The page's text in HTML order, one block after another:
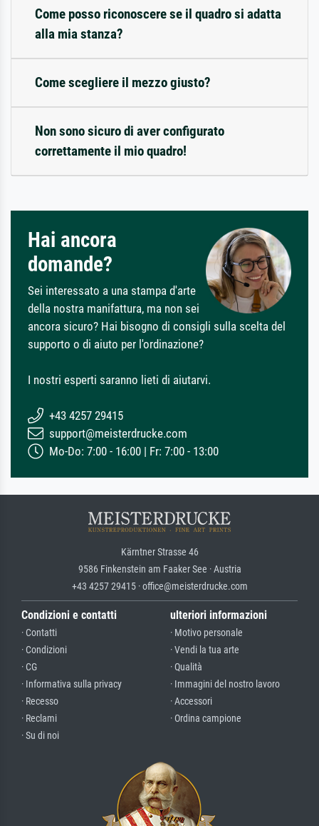
Come posso riconoscere se il quadro si adatta
alla mia stanza?
Come scegliere il mezzo giusto?
Non sono sicuro di aver configurato
correttamente il mio quadro!
Hai ancora
domande?
Sei interessato a una stampa d'arte
della nostra manifattura, ma non sei
ancora sicuro? Hai bisogno di consigli sulla scelta del
supporto o di aiuto per l'ordinazione?
I nostri esperti saranno lieti di aiutarvi.
+43 4257 29415
support@meisterdrucke.com
Mo-Do: 7:00 - 16:00 | Fr: 7:00 - 13:00
Kärntner Strasse 46
9586 Finkenstein am Faaker See · Austria
+43 4257 29415 · office@meisterdrucke.com
Condizioni e contatti
· Contatti
· Condizioni
· CG
· Informativa sulla privacy
· Recesso
· Reclami
· Su di noi
ulteriori informazioni
· Motivo personale
· Vendi la tua arte
· Qualità
· Immagini del nostro lavoro
· Accessori
· Ordina campione